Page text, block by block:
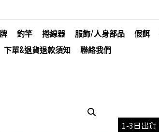
釣竿 捲線器 服飾/人身部品 假餌
下單&退貨退款須知
聯絡我們
1-3日出貨